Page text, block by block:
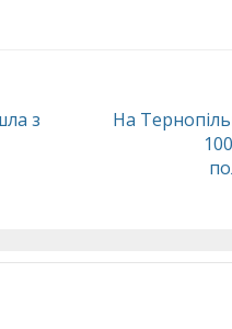
з
На